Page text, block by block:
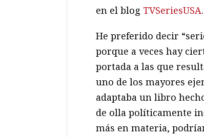
en el blog TVSeriesUSA.
He preferido decir
porque a veces hay
portada a las que
uno de los mayores
adaptaba un libro
de olla políticamente
más en materia,